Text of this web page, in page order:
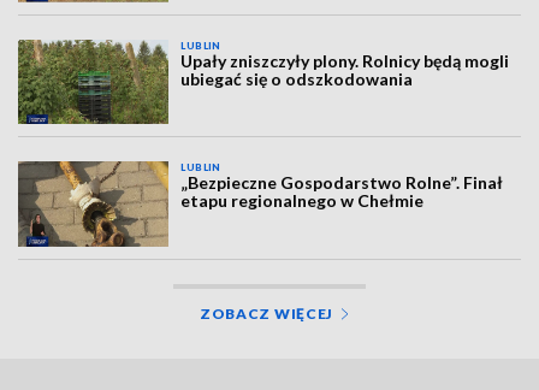
LUBLIN
Upały zniszczyły plony. Rolnicy będą mogli
ubiegać się o odszkodowania
LUBLIN
„Bezpieczne Gospodarstwo Rolne”. Finał
etapu regionalnego w Chełmie
ZOBACZ WIĘCEJ